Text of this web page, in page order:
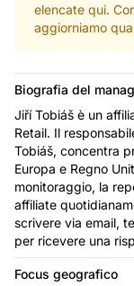
elencate qui.
aggiorniamo
Biografia del
Jiří Tobiáš è un
Retail. Il
Tobiáš, concentra
Europa e Regno
monitoraggio, la
affiliate
scrivere via email,
per ricevere una
Focus geografico